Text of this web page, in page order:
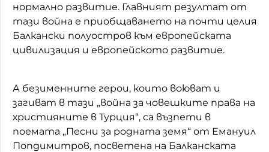
нормално развитие. Главният резултат от
тази война е приобщаването на почти целия
Балкански полуостров към европейската
цивилизация и европейското развитие.
А безименните герои, които воюват и
загиват в тази „война за човешките права на
християните в Турция“, са възпети в
поемата „Песни за родната земя“ от Емануил
Попдимитров, посветена на Балканската